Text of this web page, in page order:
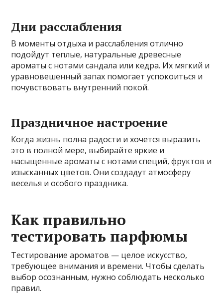
Дни расслабления
В моменты отдыха и расслабления отлично
подойдут теплые, натуральные древесные
ароматы с нотами сандала или кедра. Их мягкий и
уравновешенный запах помогает успокоиться и
почувствовать внутренний покой.
Праздничное настроение
Когда жизнь полна радости и хочется выразить
это в полной мере, выбирайте яркие и
насыщенные ароматы с нотами специй, фруктов и
изысканных цветов. Они создадут атмосферу
веселья и особого праздника.
Как правильно
тестировать парфюмы
Тестирование ароматов — целое искусство,
требующее внимания и времени. Чтобы сделать
выбор осознанным, нужно соблюдать несколько
правил.